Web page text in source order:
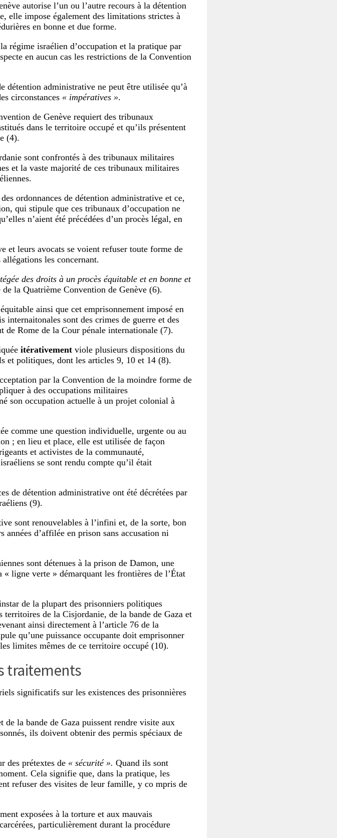
autorise l’un ou l’autre recours à la détention
elle impose également des limitations strictes à
en bonne et due forme.
régime israélien d’occupation et la pratique par
en aucun cas les restrictions de la Convention
détention administrative ne peut être utilisée qu’à
circonstances « impératives ».
de Genève requiert des tribunaux
dans le territoire occupé et qu’ils présentent
(4).
sont confrontés à des tribunaux militaires
et la vaste majorité de ces tribunaux militaires
ordonnances de détention administrative et ce,
qui stipule que ces tribunaux d’occupation ne
n’aient été précédées d’un procès légal, en
et leurs avocats se voient refuser toute forme de
les concernant.
des droits à un procès équitable et en bonne et
la Quatrième Convention de Genève (6).
ainsi que cet emprisonnement imposé en
internaitonales sont des crimes de guerre et des
de Rome de la Cour pénale internationale (7).
itérativement viole plusieurs dispositions du
et politiques, dont les articles 9, 10 et 14 (8).
par la Convention de la moindre forme de
à des occupations militaires
son occupation actuelle à un projet colonial à
comme une question individuelle, urgente ou au
; en lieu et place, elle est utilisée de façon
et activistes de la communauté,
se sont rendu compte qu’il était
de détention administrative ont été décrétées par
(9).
sont renouvelables à l’infini et, de la sorte, bon
années d’affilée en prison sans accusation ni
sont détenues à la prison de Damon, une
ligne verte » démarquant les frontières de l’État
de la plupart des prisonniers politiques
territoires de la Cisjordanie, de la bande de Gaza et
ainsi directement à l’article 76 de la
qu’une puissance occupante doit emprisonner
limites mêmes de ce territoire occupé (10).
traitements
significatifs sur les existences des prisonnières
la bande de Gaza puissent rendre visite aux
ils doivent obtenir des permis spéciaux de
des prétextes de « sécurité ». Quand ils sont
Cela signifie que, dans la pratique, les
refuser des visites de leur famille, y co mpris de
exposées à la torture et aux mauvais
particulièrement durant la procédure